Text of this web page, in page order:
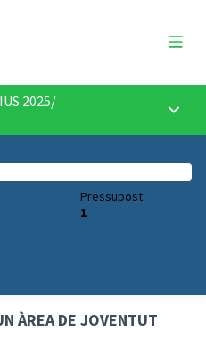
2025/
Pressupost
1
ÀREA DE JOVENTUT